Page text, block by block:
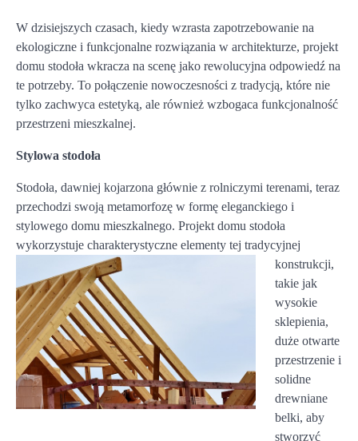
W dzisiejszych czasach, kiedy wzrasta zapotrzebowanie na
ekologiczne i funkcjonalne rozwiązania w architekturze, projekt
domu stodoła wkracza na scenę jako rewolucyjna odpowiedź na
te potrzeby. To połączenie nowoczesności z tradycją, które nie
tylko zachwyca estetyką, ale również wzbogaca funkcjonalność
przestrzeni mieszkalnej.
Stylowa stodoła
Stodoła, dawniej kojarzona głównie z rolniczymi terenami, teraz
przechodzi swoją metamorfozę w formę eleganckiego i
stylowego domu mieszkalnego. Projekt domu stodoła
wykorzystuje charakterystyczne elementy tej tradycyjnej
konstrukcji,
takie jak
wysokie
sklepienia,
duże otwarte
przestrzenie i
solidne
drewniane
belki, aby
stworzyć